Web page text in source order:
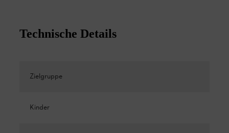
Technische Details
Zielgruppe
Kinder